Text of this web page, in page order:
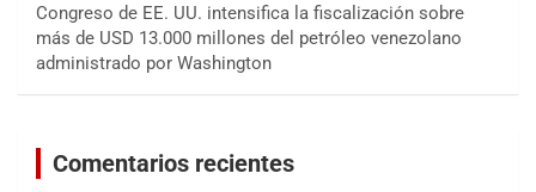
Congreso de EE. UU. intensifica la fiscalización sobre
más de USD 13.000 millones del petróleo venezolano
administrado por Washington
Comentarios recientes